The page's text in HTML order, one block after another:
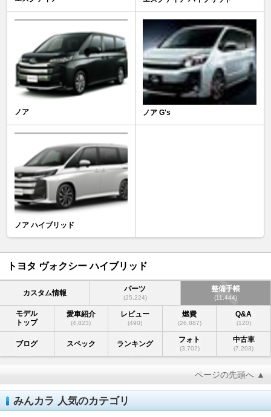
ノア ノア G's
ノア ハイブリッド
トヨタ ヴォクシー ハイブリッド
カスタム情報 パーツ
(25,224)
整備手帳
(11,444)
モデル
トップ
愛車紹介
(4,823)
レビュー
(490)
燃費
(26,887)
Q&A
(120)
ブログ スペック ランキング フォト
(3,702)
中古車
(7,203)
ページの先頭へ ▲
みんカラ 人気のカテゴリ